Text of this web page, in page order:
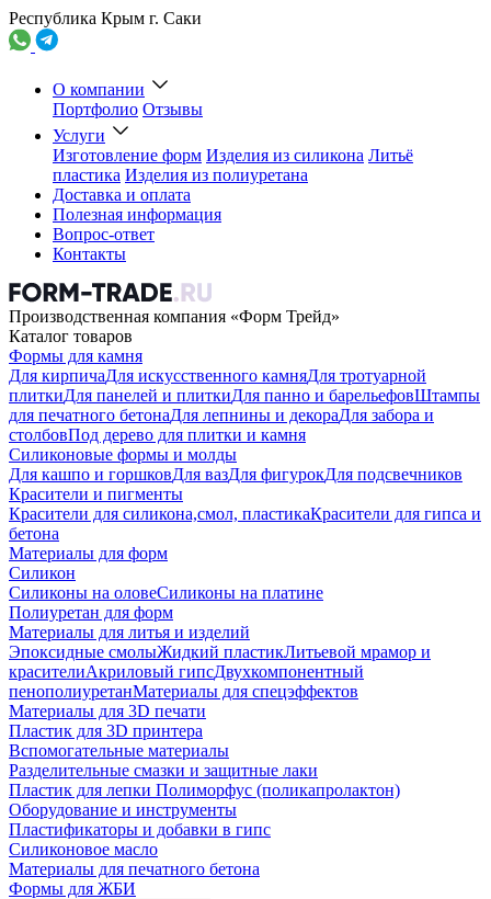
Республика Крым г. Саки
О компании
Портфолио Отзывы
Услуги
Изготовление форм Изделия из силикона Литьё
пластика Изделия из полиуретана
Доставка и оплата
Полезная информация
Вопрос-ответ
Контакты
Производственная компания «Форм Трейд»
Каталог товаров
Формы для камня
Для кирпичаДля искусственного камняДля тротуарной
плиткиДля панелей и плиткиДля панно и барельефовШтампы
для печатного бетонаДля лепнины и декораДля забора и
столбовПод дерево для плитки и камня
Силиконовые формы и молды
Для кашпо и горшковДля вазДля фигурокДля подсвечников
Красители и пигменты
Красители для силикона,смол, пластикаКрасители для гипса и
бетона
Материалы для форм
Силикон
Силиконы на оловеСиликоны на платине
Полиуретан для форм
Материалы для литья и изделий
Эпоксидные смолыЖидкий пластикЛитьевой мрамор и
красителиАкриловый гипсДвухкомпонентный
пенополиуретанМатериалы для спецэффектов
Материалы для 3D печати
Пластик для 3D принтера
Вспомогательные материалы
Разделительные смазки и защитные лаки
Пластик для лепки Полиморфус (поликапролактон)
Оборудование и инструменты
Пластификаторы и добавки в гипс
Силиконовое масло
Материалы для печатного бетона
Формы для ЖБИ